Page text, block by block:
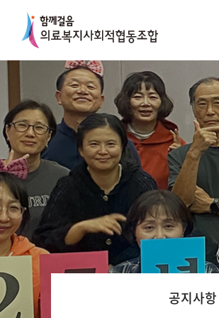
공지사항